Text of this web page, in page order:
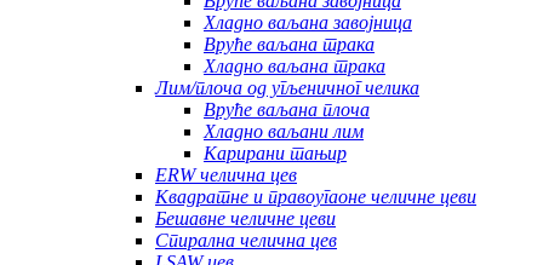
Хладно ваљана завојница
Вруће ваљана трака
Хладно ваљана трака
Лим/плоча од угљеничног челика
Вруће ваљана плоча
Хладно ваљани лим
Карирани тањир
ERW челична цев
Квадратне и правоугаоне челичне цеви
Бешавне челичне цеви
Спирална челична цев